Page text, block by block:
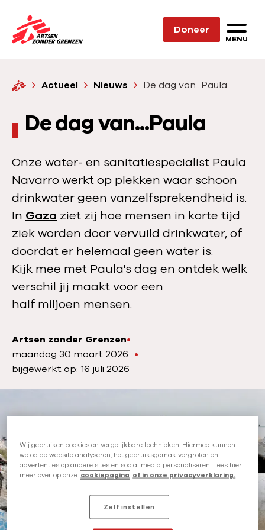
Sla navigatie over
N
r
e
h
m
e
p
a
g
e
Doneer
MENU
H
m
e
Actueel Nieuws De dag van...Paula
De dag van...Paula
Onze water- en sanitatiespecialist Paula
Navarro werkt op plekken waar schoon
drinkwater geen vanzelfsprekendheid is.
In Gaza ziet zij hoe mensen in korte tijd
ziek worden door vervuild drinkwater, of
doordat er helemaal geen water is.
Kijk mee met Paula's dag en ontdek welk
verschil jij maakt voor een
half miljoen mensen.
A
u
t
e
r
Artsen zonder Grenzen
P
u
i
maandag 30 maart 2026
bijgewerkt op: 16 juli 2026
Wij gebruiken cookies en vergelijkbare technieken. Hiermee kunnen
we oa de website analyseren, het gebruiksgemak vergroten en
advertenties op andere sites en social media personaliseren. Lees hier
meer over op onze cookiepagina of in onze privacyverklaring.
Zelf instellen